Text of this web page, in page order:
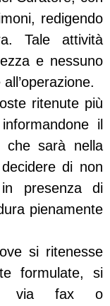
redigendo
Tale attività
e nessuno
ritenute più
il
che sarà nella
di non
presenza di
pienamente
si ritenesse
formulate, si
via fax o